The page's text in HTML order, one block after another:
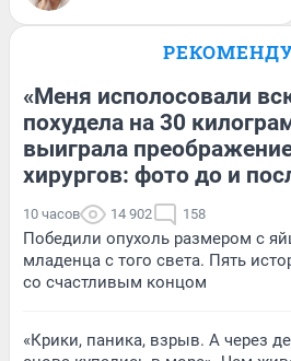
«Меня исполосовали
похудела на 30
выиграла
хирургов: фото до и
10 часов 14 902 158
Победили опухоль размером с
младенца с того света. Пять
со счастливым концом
«Крики, паника, взрыв. А через